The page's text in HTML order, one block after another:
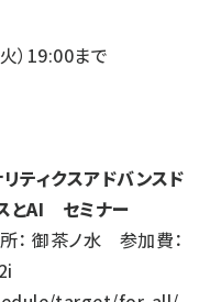
）19:00まで
ティクスアドバンスド
とAI セミナー
： 御茶ノ水 参加費：